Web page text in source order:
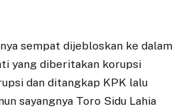
sempat dijebloskan ke dalam
yang diberitakan korupsi
dan ditangkap KPK lalu
sayangnya Toro Sidu Lahia